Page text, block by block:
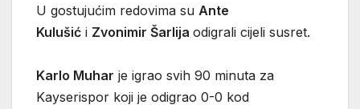
U gostujućim redovima su Ante
Kulušić i Zvonimir Šarlija odigrali cijeli susret.
Karlo Muhar je igrao svih 90 minuta za
Kayserispor koji je odigrao 0-0 kod